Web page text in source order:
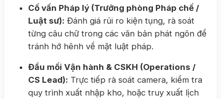
Cố vấn Pháp lý (Trưởng phòng Pháp chế /
Luật sư): Đánh giá rủi ro kiện tụng, rà soát
từng câu chữ trong các văn bản phát ngôn để
tránh hớ hênh về mặt luật pháp.
Đầu mối Vận hành & CSKH (Operations /
CS Lead): Trực tiếp rà soát camera, kiểm tra
quy trình xuất nhập kho, hoặc truy xuất lịch